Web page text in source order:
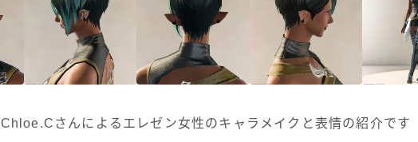
イシュガルド風デザイン
アジムステップ風デザイン
マント
Chloe.Cさんによるエレゼン女性のキャラメイクと表情の紹介です